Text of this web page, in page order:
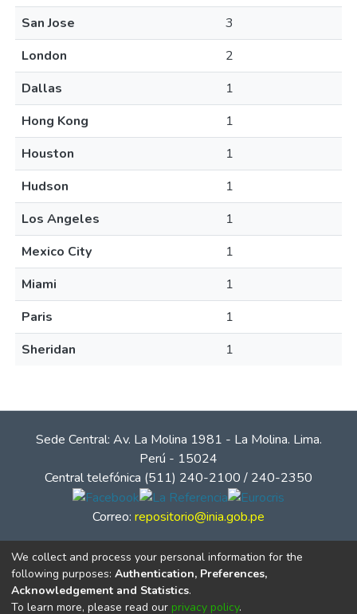
San Jose
3
London
2
Dallas
1
Hong Kong
1
Houston
1
Hudson
1
Los Angeles
1
Mexico City
1
Miami
1
Paris
1
Sheridan
1
Sede Central: Av. La Molina 1981 - La Molina. Lima.
Perú - 15024
Central telefónica (511) 240-2100 / 240-2350
Correo: repositorio@inia.gob.pe
We collect and process your personal information for the
following purposes: Authentication, Preferences,
Acknowledgement and Statistics.
To learn more, please read our privacy policy.